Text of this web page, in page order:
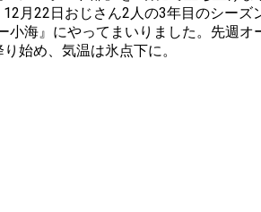
月22日おじさん2人の3年目のシーズ
小海』にやってまいりました。先週
始め、気温は氷点下に。